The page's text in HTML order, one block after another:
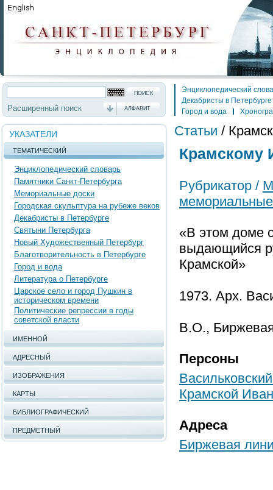
Расширенный поиск АЛФАВИТ
УКАЗАТЕЛИ
ТЕМАТИЧЕСКИЙ
Энциклопедический словарь
Памятники Санкт-Петербурга
Мемориальные доски
Городская скульптура на рубеже веков
Декабристы в Петербурге
Святыни Петербурга
Новый Художественный Петербург
Благотворительность в Петербурге
Город и вода
Литература о Петербурге
Царское село и город Пушкин в
историческом времени
Политические репрессии в годы
советской власти
ИМЕННОЙ
АДРЕСНЫЙ
ИЗОБРАЖЕНИЯ
КАРТЫ
БИБЛИОГРАФИЧЕСКИЙ
ПРЕДМЕТНЫЙ
Энциклопедический
Декабристы в Петербурге
Город и вода
Статьи /
Крамскому
Рубрикатор /
«В этом доме
выдающийся
Крамской»
1973. Арх.
В.О.,
Персоны
Крамской
Адреса
Биржевая